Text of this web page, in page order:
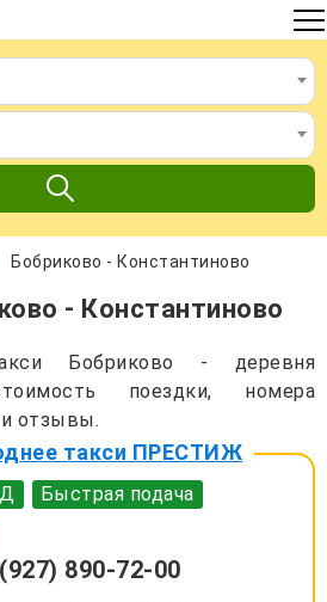
Бобриково - Константиново
- Константиново
Бобриково - деревня
поездки, номера
и отзывы.
такси ПРЕСТИЖ
Быстрая подача
890-72-00